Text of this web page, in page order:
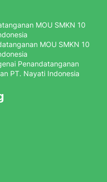
MOU SMKN 10
MOU SMKN 10
Penandatanganan
PT. Nayati Indonesia